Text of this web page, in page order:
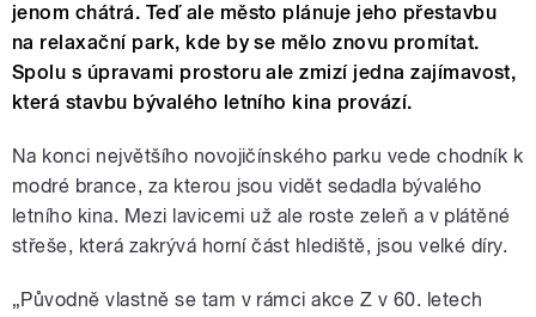
jenom chátrá. Teď ale město plánuje jeho přestavbu
na relaxační park, kde by se mělo znovu promítat.
Spolu s úpravami prostoru ale zmizí jedna zajímavost,
která stavbu bývalého letního kina provází.
Na konci největšího novojičínského parku vede chodník k
modré brance, za kterou jsou vidět sedadla bývalého
letního kina. Mezi lavicemi už ale roste zeleň a v plátěné
střeše, která zakrývá horní část hlediště, jsou velké díry.
„Původně vlastně se tam v rámci akce Z v 60. letech